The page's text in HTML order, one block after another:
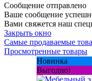
Сообщение отправлено
Ваше сообщение
Вами свяжется наш
Закрыть окно
Самые продаваемые
Просмотренные товары
Новинка
Выгодно!